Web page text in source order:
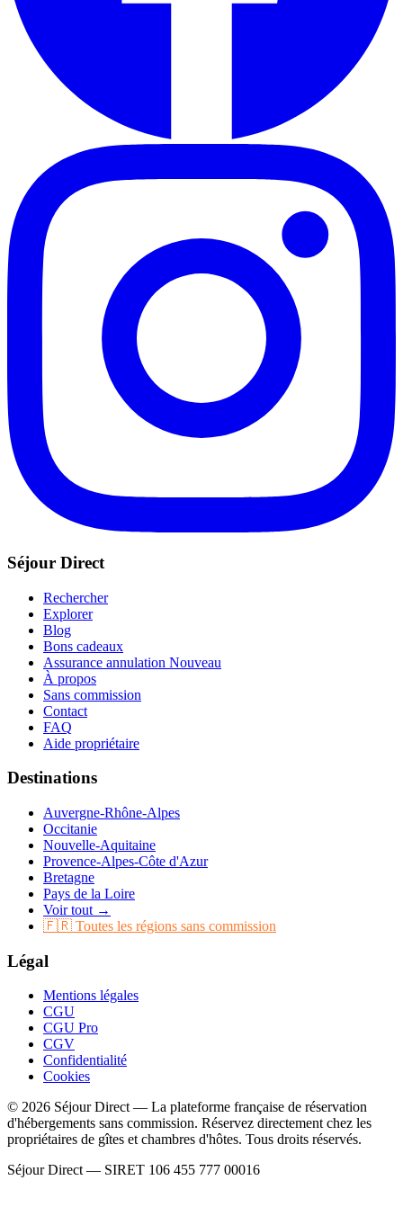
Séjour Direct
Rechercher
Explorer
Blog
Bons cadeaux
Assurance annulation Nouveau
À propos
Sans commission
Contact
FAQ
Aide propriétaire
Destinations
Auvergne-Rhône-Alpes
Occitanie
Nouvelle-Aquitaine
Provence-Alpes-Côte d'Azur
Bretagne
Pays de la Loire
Voir tout →
🇫🇷 Toutes les régions sans commission
Légal
Mentions légales
CGU
CGU Pro
CGV
Confidentialité
Cookies
© 2026 Séjour Direct — La plateforme française de réservation
d'hébergements sans commission. Réservez directement chez les
propriétaires de gîtes et chambres d'hôtes. Tous droits réservés.
Séjour Direct — SIRET 106 455 777 00016